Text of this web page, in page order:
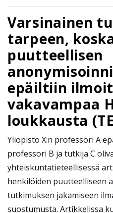
Varsinainen
tarpeen,
puutteellisen
epäiltiin
vakavampaa
loukkausta
Yliopisto X:n professori A
professori B ja tutkija C
yhteiskuntatieteellisessä
henkilöiden puutteelliseen
tutkimuksen jakamiseen
suostumusta. Artikkelissa